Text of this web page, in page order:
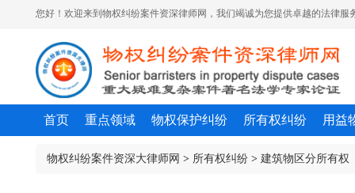
您好！欢迎来到物权纠纷案件资深律师网，我们竭诚为您提供卓越的法律服
首页 重点领域 物权保护纠纷 所有权纠纷 用益
物权纠纷案件资深大律师网 > 所有权纠纷 > 建筑物区分所有权